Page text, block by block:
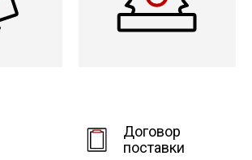
Договор
поставки